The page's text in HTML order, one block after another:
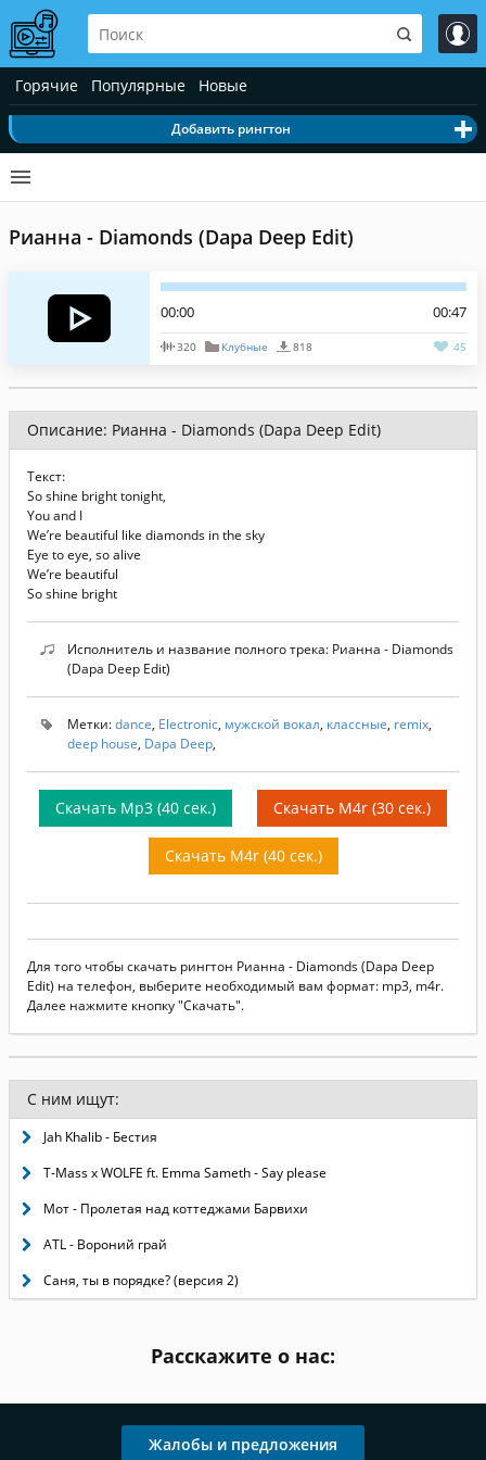
Горячие Популярные Новые
Добавить рингтон
Рианна - Diamonds (Dapa Deep Edit)
00:00 00:47
320 Клубные 818 45
Описание: Рианна - Diamonds (Dapa Deep Edit)
Текст:
So shine bright tonight,
You and I
We’re beautiful like diamonds in the sky
Eye to eye, so alive
We’re beautiful
So shine bright
Исполнитель и название полного трека: Рианна - Diamonds
(Dapa Deep Edit)
Метки:dance, Electronic, мужской вокал, классные, remix,
deep house, Dapa Deep,
Скачать Mp3 (40 сек.) Скачать M4r (30 сек.)
Скачать M4r (40 сек.)
Для того чтобы скачать рингтон Рианна - Diamonds (Dapa Deep
Edit) на телефон, выберите необходимый вам формат: mp3, m4r.
Далее нажмите кнопку "Скачать".
С ним ищут:
Jah Khalib - Бестия
T-Mass x WOLFE ft. Emma Sameth - Say please
Мот - Пролетая над коттеджами Барвихи
ATL - Вороний грай
Саня, ты в порядке? (версия 2)
Расскажите о нас:
Жалобы и предложения